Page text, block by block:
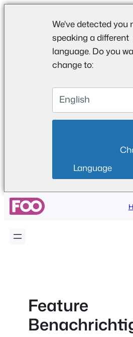
We've detected you
speaking a different
language. Do you
change to:
English
Zum
Inhalt
Feature